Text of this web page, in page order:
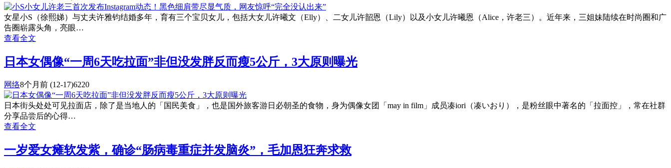
女星小S（徐熙娣）与丈夫许雅钧结婚多年，育有三个宝贝女儿，包括大女儿许曦文（Elly）、二女儿许韶恩（Lily）以及小女儿许曦恩（Alice，许老三）。近年来，三姐妹陆续在时尚圈和广
告圈崭露头角，亮眼…
查看全文
日本女偶像“一周6天吃拉面”非但没发胖反而瘦5公斤，3大原则曝光
网络8个月前 (12-17)6220
日本街头处处可见拉面店，除了是当地人的「国民美食」，也是国外旅客游日必朝圣的食物，身为偶像女团「may in film」成员凑iori（凑いおり），是粉丝眼中著名的「拉面控」，常在社群
分享品尝后的心得…
查看全文
一岁爱女瘫软发紫，确诊“肠病毒重症并发脑炎”，毛加恩狂奔求救